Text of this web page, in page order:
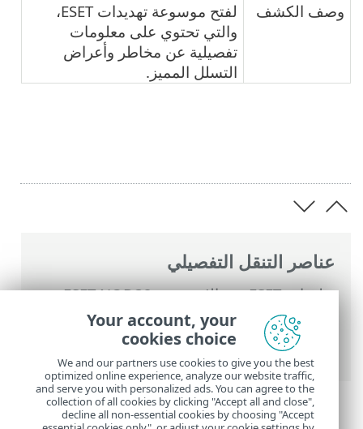
عناصر التنقل التفصيلي
تعليمات ESET عبر الإنترنت >
ESET NOD32
Antivirus
>
التعامل مع ESET NOD32
Antivirus
> فحص الكمبيوتر> سجل فحص
جهاز الكمبيوتر
وصف الكشف
لفتح موسوعة تهديدات ESET،
والتي تحتوي على معلومات
تفصيلية عن مخاطر وأعراض
التسلل المميز.
Your account, your
cookies choice
We and our partners use cookies to give you the best
optimized online experience, analyze our website traffic,
and serve you with personalized ads. You can agree to the
collection of all cookies by clicking "Accept all and close",
decline all non-essential cookies by choosing "Accept